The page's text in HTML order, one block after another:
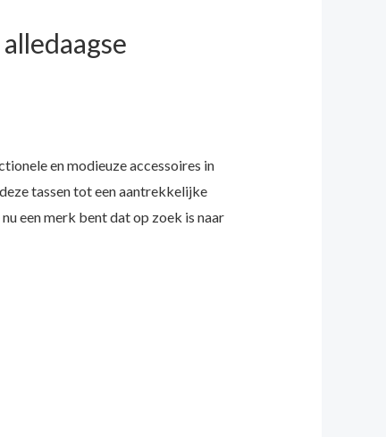
en modieuze accessoires in
tassen tot een aantrekkelijke
een merk bent dat op zoek is naar